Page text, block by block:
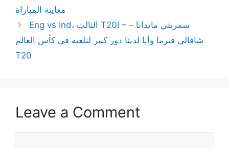
معاينة المباراة
Eng vs Ind، الثالث T20I – سمريتي ماندانا –
شافالي فيرما وأنا لدينا دور كبير لنلعبه في كأس العالم
T20
Leave a Comment